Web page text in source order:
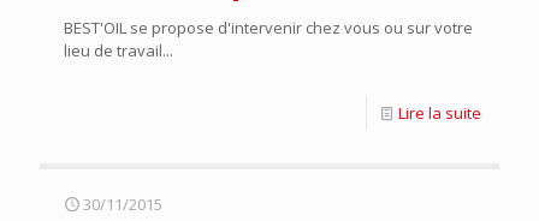
BEST'OIL se propose d'intervenir chez vous ou sur votre
lieu de travail...
Lire la suite
30/11/2015